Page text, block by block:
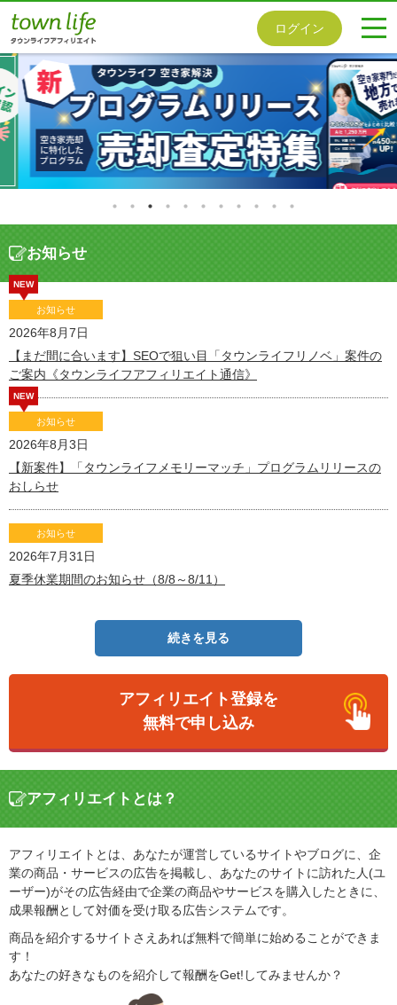
ログイン
お知らせ
NEW
お知らせ
2026年8月7日
【まだ間に合います】SEOで狙い目「タウンライフリノベ」案件の
ご案内《タウンライフアフィリエイト通信》
NEW
お知らせ
2026年8月3日
【新案件】「タウンライフメモリーマッチ」プログラムリリースの
おしらせ
お知らせ
2026年7月31日
夏季休業期間のお知らせ（8/8～8/11）
続きを見る
アフィリエイト登録を
無料で申し込み
アフィリエイトとは？
アフィリエイトとは、あなたが運営しているサイトやブログに、企
業の商品・サービスの広告を掲載し、あなたのサイトに訪れた人(ユ
ーザー)がその広告経由で企業の商品やサービスを購入したときに、
成果報酬として対価を受け取る広告システムです。
商品を紹介するサイトさえあれば無料で簡単に始めることができま
す！
あなたの好きなものを紹介して報酬をGet!してみませんか？